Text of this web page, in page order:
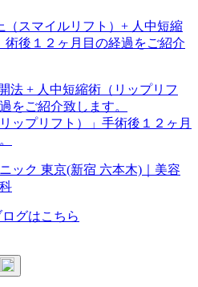
（スマイルリフト）+ 人中短縮
術後１２ヶ月目の経過をご紹介
法 + 人中短縮術（リップリフ
をご紹介致します。
ップリフト）」手術後１２ヶ月